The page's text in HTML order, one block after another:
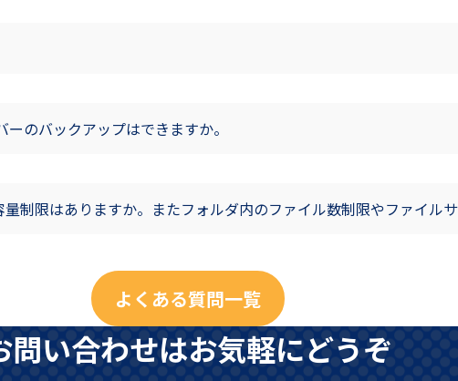
のバックアップはできますか。
制限はありますか。またフォルダ内のファイル数制限やファイル
よくある質問一覧
問い合わせはお気軽にどうぞ